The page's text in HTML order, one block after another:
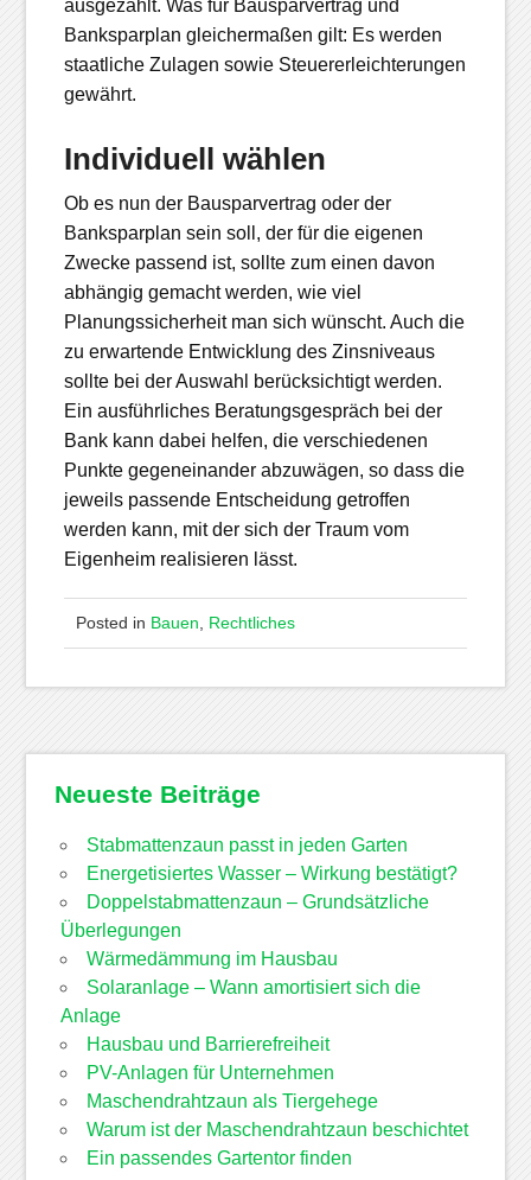
ausgezahlt. Was für Bausparvertrag und
Banksparplan gleichermaßen gilt: Es werden
staatliche Zulagen sowie Steuererleichterungen
gewährt.
Individuell wählen
Ob es nun der Bausparvertrag oder der
Banksparplan sein soll, der für die eigenen
Zwecke passend ist, sollte zum einen davon
abhängig gemacht werden, wie viel
Planungssicherheit man sich wünscht. Auch die
zu erwartende Entwicklung des Zinsniveaus
sollte bei der Auswahl berücksichtigt werden.
Ein ausführliches Beratungsgespräch bei der
Bank kann dabei helfen, die verschiedenen
Punkte gegeneinander abzuwägen, so dass die
jeweils passende Entscheidung getroffen
werden kann, mit der sich der Traum vom
Eigenheim realisieren lässt.
Posted in Bauen, Rechtliches
Neueste Beiträge
Stabmattenzaun passt in jeden Garten
Energetisiertes Wasser – Wirkung bestätigt?
Doppelstabmattenzaun – Grundsätzliche
Überlegungen
Wärmedämmung im Hausbau
Solaranlage – Wann amortisiert sich die
Anlage
Hausbau und Barrierefreiheit
PV-Anlagen für Unternehmen
Maschendrahtzaun als Tiergehege
Warum ist der Maschendrahtzaun beschichtet
Ein passendes Gartentor finden